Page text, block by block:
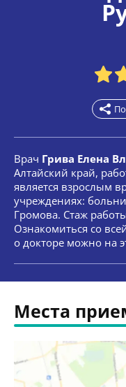
Врач Грива Елена
Алтайский край,
является взрослым
учреждениях:
Громова. Стаж
Ознакомиться со
о докторе можно на
Места